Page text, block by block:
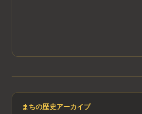
まちの歴史アーカイブ